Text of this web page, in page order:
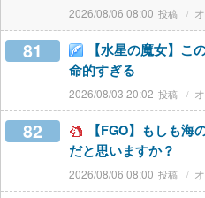
2026/08/06 08:00
81
【水星の魔女】こ
命的すぎる
2026/08/03 20:02
82
【FGO】もしも海
だと思いますか？
2026/08/06 08:00